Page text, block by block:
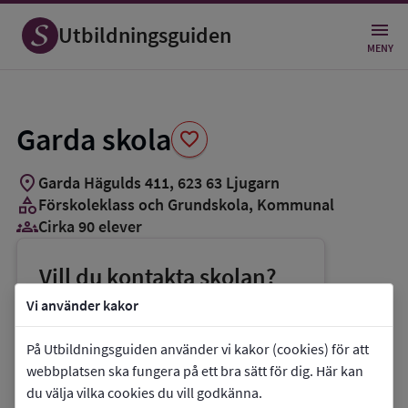
Vi använder kakor
På Utbildningsguiden använder vi kakor (cookies) för att
webbplatsen ska fungera på ett bra sätt för dig. Här kan
du välja vilka cookies du vill godkänna.
Utbildningsguiden MENY
Garda skola favorite
Spara
som
favorit
location_on Garda Hägulds 411, 623 63 Ljugarn
categoryFörskoleklass och Grundskola, Kommunal
groups_3Cirka 90 elever
Vill du kontakta skolan?
phoneTelefon:0498-204952
E-post: registrator-bun@gotland.se
link Webbplats:Garda skola